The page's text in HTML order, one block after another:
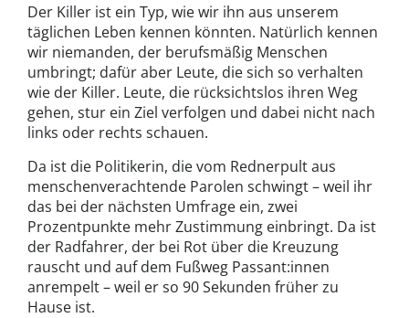
Der Killer ist ein Typ, wie wir ihn aus unserem
täglichen Leben kennen könnten. Natürlich kennen
wir niemanden, der berufsmäßig Menschen
umbringt; dafür aber Leute, die sich so verhalten
wie der Killer. Leute, die rücksichtslos ihren Weg
gehen, stur ein Ziel verfolgen und dabei nicht nach
links oder rechts schauen.
Da ist die Politikerin, die vom Rednerpult aus
menschenverachtende Parolen schwingt – weil ihr
das bei der nächsten Umfrage ein, zwei
Prozentpunkte mehr Zustimmung einbringt. Da ist
der Radfahrer, der bei Rot über die Kreuzung
rauscht und auf dem Fußweg Passant:innen
anrempelt – weil er so 90 Sekunden früher zu
Hause ist.